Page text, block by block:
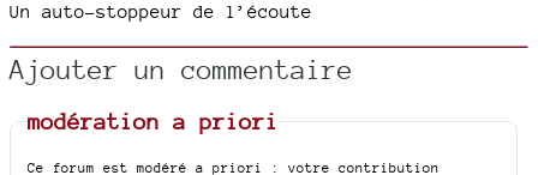
Un auto-stoppeur de l’écoute
Ajouter un commentaire
modération a priori
Ce forum est modéré a priori : votre contribution